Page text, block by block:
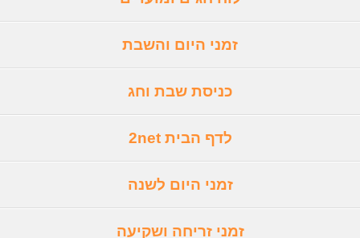
זמני היום והשבת
כניסת שבת וחג
לדף הבית 2net
זמני היום לשנה
זמני זריחה ושקיעה